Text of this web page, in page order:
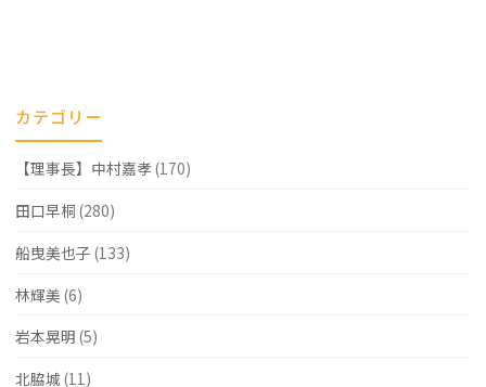
カテゴリー
【理事長】中村嘉孝(170)
田口早桐 (280)
船曳美也子 (133)
林輝美 (6)
岩本晃明 (5)
北脇城 (11)